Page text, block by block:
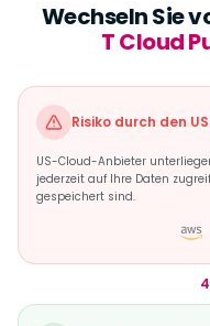
Wechseln Sie
T Cloud
Risiko durch den US
Risiko durch den
US-Cloud-Anbieter
jederzeit auf Ihre Daten
gespeichert sind.